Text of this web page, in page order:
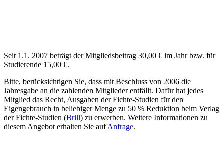
Seit 1.1. 2007 beträgt der Mitgliedsbeitrag 30,00 € im Jahr bzw. für
Studierende 15,00 €.
Bitte, berücksichtigen Sie, dass mit Beschluss von 2006 die
Jahresgabe an die zahlenden Mitglieder entfällt. Dafür hat jedes
Mitglied das Recht, Ausgaben der Fichte-Studien für den
Eigengebrauch in beliebiger Menge zu 50 % Reduktion beim Verlag
der Fichte-Studien (Brill) zu erwerben. Weitere Informationen zu
diesem Angebot erhalten Sie aufAnfrage.